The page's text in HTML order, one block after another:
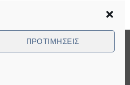
ΠΡΟΤΙΜΉΣΕΙΣ
Bank
Cash